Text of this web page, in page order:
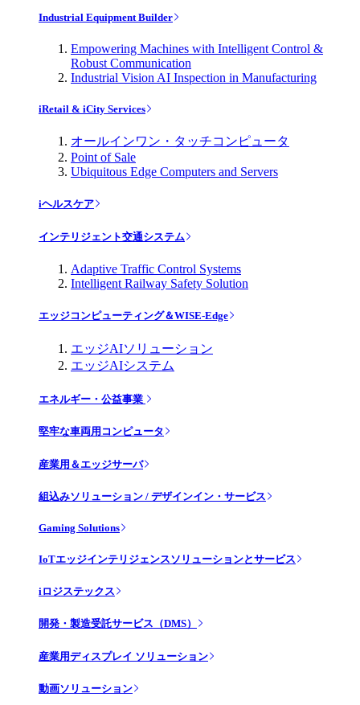
Industrial Equipment Builder
Empowering Machines with Intelligent Control &
Robust Communication
Industrial Vision AI Inspection in Manufacturing
iRetail & iCity Services
オールインワン・タッチコンピュータ
Point of Sale
Ubiquitous Edge Computers and Servers
iヘルスケア
インテリジェント交通システム
Adaptive Traffic Control Systems
Intelligent Railway Safety Solution
エッジコンピューティング＆WISE-Edge
エッジAIソリューション
エッジAIシステム
エネルギー・公益事業
堅牢な車両用コンピュータ
産業用＆エッジサーバ
組込みソリューション / デザインイン・サービス
Gaming Solutions
IoTエッジインテリジェンスソリューションとサービス
iロジステックス
開発・製造受託サービス（DMS）
産業用ディスプレイ ソリューション
動画ソリューション